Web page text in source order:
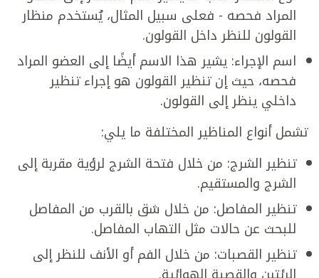
المراد فحصه - فعلى سبيل المثال، يُستخدم منظار
القولون للنظر داخل القولون.
اسم الإجراء: يشير هذا الاسم أيضًا إلى العضو المراد
فحصه، حيث إن تنظير القولون هو إجراء تنظير
داخلي ينظر إلى القولون.
تشمل أنواع المناظير المختلفة ما يلي:
تنظير الشرج: من خلال فتحة الشرج لرؤية مقربة إلى
الشرج والمستقيم.
تنظير المفاصل: من خلال شق بالقرب من المفاصل
للبحث عن حالات مثل التهاب المفاصل.
تنظير القصبات: من خلال الفم أو الأنف للنظر إلى